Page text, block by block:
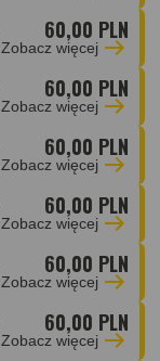
60,00 PLN
Zobacz więcej
60,00 PLN
Zobacz więcej
60,00 PLN
Zobacz więcej
60,00 PLN
Zobacz więcej
60,00 PLN
Zobacz więcej
60,00 PLN
Zobacz więcej